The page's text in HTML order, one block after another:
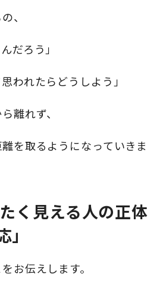
、
だろう」
われたらどうしよう」
離れず、
を取るようになっていきま
く見える人の正体
お伝えします。